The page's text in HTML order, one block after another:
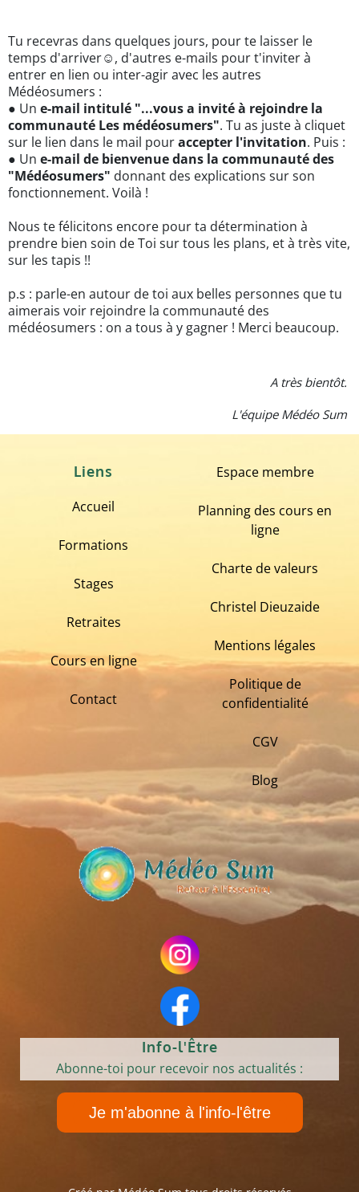
Tu recevras dans quelques jours, pour te laisser le
temps d'arriver☺, d'autres e-mails pour t'inviter à
entrer en lien ou inter-agir avec les autres
Médéosumers :
● Un e-mail intitulé "...vous a invité à rejoindre la
communauté Les médéosumers". Tu as juste à cliquet
sur le lien dans le mail pouraccepter l'invitation. Puis :
● Un e-mail de bienvenue dans la communauté des
"Médéosumers" donnant des explications sur son
fonctionnement. Voilà !
Nous te félicitons encore pour ta détermination à
prendre bien soin de Toi sur tous les plans, et à très vite,
sur les tapis !!
p.s : parle-en autour de toi aux belles personnes que tu
aimerais voir rejoindre la communauté des
médéosumers : on a tous à y gagner ! Merci beaucoup.
A très bientôt.
L'équipe Médéo Sum
Liens
Accueil
Formations
Stages
Retraites
Cours en ligne
Contact
Espace membre
Planning des cours en
ligne
Charte de valeurs
Christel Dieuzaide
Mentions légales
Politique de
confidentialité
CGV
Blog
Info-l'Être
Abonne-toi pour recevoir nos actualités :
Je m'abonne à l'info-l'être